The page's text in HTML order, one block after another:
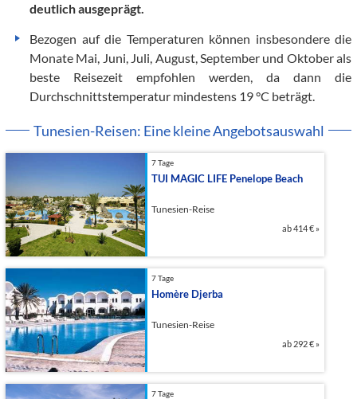
deutlich ausgeprägt.
Bezogen auf die Temperaturen können insbesondere die
Monate Mai, Juni, Juli, August, September und Oktober als
beste Reisezeit empfohlen werden, da dann die
Durchschnittstemperatur mindestens 19 °C beträgt.
Tunesien-Reisen: Eine kleine Angebotsauswahl
7 Tage
TUI MAGIC LIFE Penelope Beach
Tunesien-Reise
ab414 € »
7 Tage
Homère Djerba
Tunesien-Reise
ab 292 € »
7 Tage